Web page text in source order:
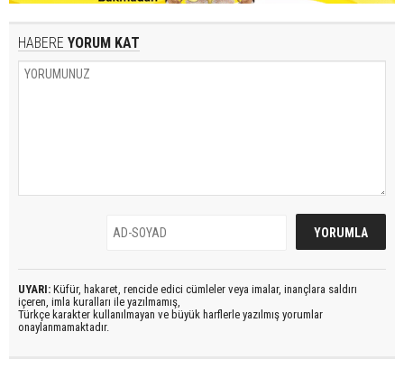
HABERE YORUM KAT
UYARI: Küfür, hakaret, rencide edici cümleler veya imalar, inançlara saldırı
içeren, imla kuralları ile yazılmamış,
Türkçe karakter kullanılmayan ve büyük harflerle yazılmış yorumlar
onaylanmamaktadır.